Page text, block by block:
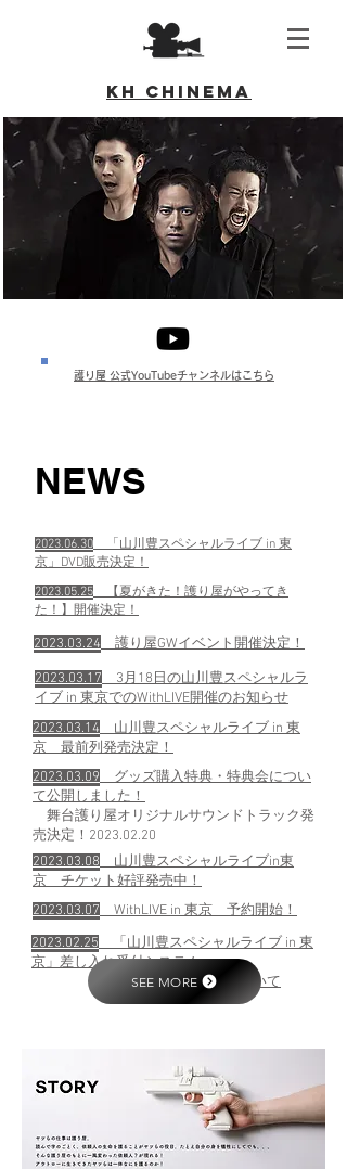
KH CHINEMA
​護り屋 公式YouTubeチャンネルはこちら
NEWS
2023.06.30 「山川豊スペシャルライブ in 東
京」DVD販売決定！
2023.05.25 【夏がきた！護り屋がやってき
た！】開催決定！
2023.03.24 護り屋GWイベント開催決定！
2023.03.17 3月18日の山川豊スペシャルラ
イブ in 東京でのWithLIVE開催のお知らせ
2023.03.14
山川豊スペシャルライブ in 東
京 最前列発売決定！
2023.03.09 グッズ購入特典・特典会につい
て公開しました！
舞台護り屋オリジナルサウンドトラック発
売決定！ 2023.02.20
2023.03.08 山川豊スペシャルライブin東
京 チケット好評発売中 ！
2023.03.07
WithLIVE in 東京 予約開始 ！
2023.02.25 「山川豊スペシャルライブ in 東
京」差し入れ受付システム-
Catering_Service-について
SEE MORE